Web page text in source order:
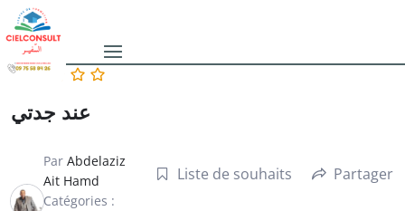
عند جدتي
Par Abdelaziz
Ait Hamd
Catégories :
Liste de souhaits Partager